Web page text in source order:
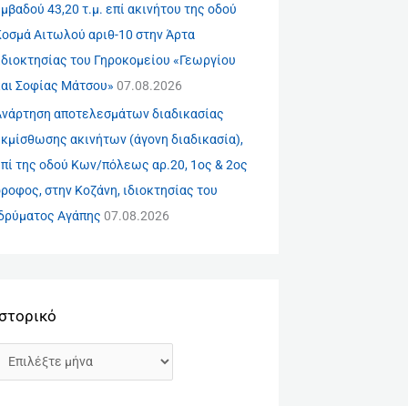
43,20 τ.μ. επί ακινήτου της οδού
Αιτωλού αριθ-10 στην Άρτα
του Γηροκομείου «Γεωργίου
Σοφίας Μάτσου» 07.08.2026
αποτελεσμάτων διαδικασίας
ακινήτων (άγονη διαδικασία),
της οδού Κων/πόλεως αρ.20, 1ος & 2ος
στην Κοζάνη, ιδιοκτησίας του
Αγάπης 07.08.2026